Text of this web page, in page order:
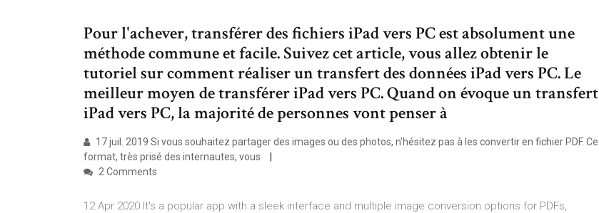
Pour l'achever, transférer des fichiers iPad vers PC est absolument une
méthode commune et facile. Suivez cet article, vous allez obtenir le
tutoriel sur comment réaliser un transfert des données iPad vers PC. Le
meilleur moyen de transférer iPad vers PC. Quand on évoque un transfert
iPad vers PC, la majorité de personnes vont penser à
17 juil. 2019 Si vous souhaitez partager des images ou des photos, n'hésitez pas à les convertir en fichier PDF. Ce
format, très prisé des internautes, vous
2 Comments
12 Apr 2020 It's a popular app with a sleek interface and multiple image conversion options for PDFs,